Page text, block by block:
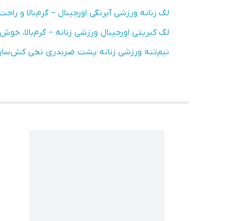
لگ زنانه ورزشی آبرنگی اورجینال – گرم‌بالا و
لگ کبریتی اورجینال ورزشی زنانه – گرم‌بالا،
نیم‌تنه ورزشی زنانه پشت ضربدری نخی